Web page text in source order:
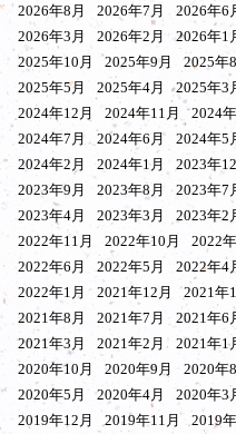
2026年8月
2026年7月 2026年6
2026年3月
2026年2月 2026年1
2025年10月
2025年9月 2025年
2025年5月
2025年4月 2025年3
2024年12月
2024年11月 2024
2024年7月
2024年6月 2024年5
2024年2月
2024年1月 2023年
2023年9月
2023年8月 2023年7
2023年4月
2023年3月 2023年2
2022年11月
2022年10月 2022
2022年6月
2022年5月 2022年4
2022年1月
2021年12月 2021年
2021年8月
2021年7月 2021年6
2021年3月
2021年2月 2021年1
2020年10月
2020年9月 2020年
2020年5月
2020年4月 2020年3
2019年12月
2019年11月 2019